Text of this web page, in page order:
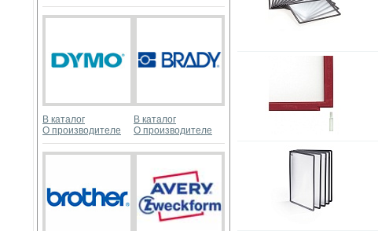
В каталог
О производителе
В каталог
О производителе